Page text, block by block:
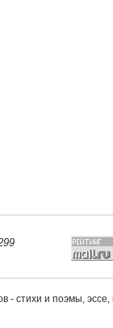
- стихи и поэмы,